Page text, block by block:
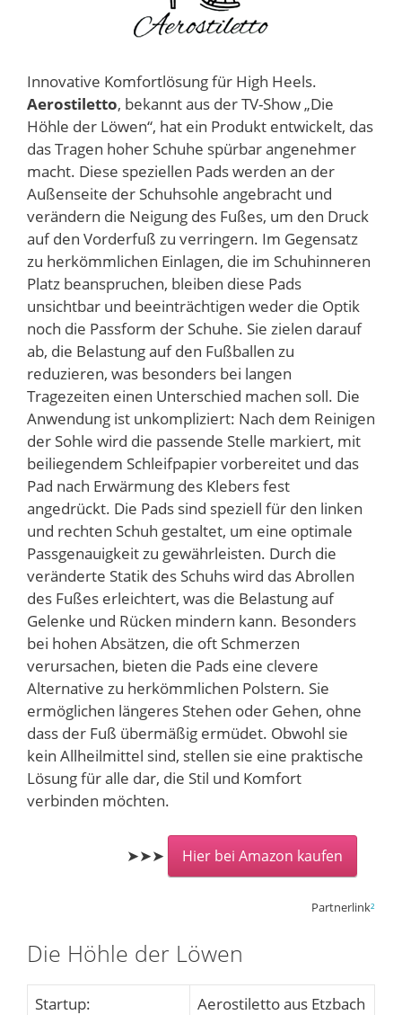
Innovative Komfortlösung für High Heels.
Aerostiletto, bekannt aus der TV-Show „Die
Höhle der Löwen“, hat ein Produkt entwickelt, das
das Tragen hoher Schuhe spürbar angenehmer
macht. Diese speziellen Pads werden an der
Außenseite der Schuhsohle angebracht und
verändern die Neigung des Fußes, um den Druck
auf den Vorderfuß zu verringern. Im Gegensatz
zu herkömmlichen Einlagen, die im Schuhinneren
Platz beanspruchen, bleiben diese Pads
unsichtbar und beeinträchtigen weder die Optik
noch die Passform der Schuhe. Sie zielen darauf
ab, die Belastung auf den Fußballen zu
reduzieren, was besonders bei langen
Tragezeiten einen Unterschied machen soll. Die
Anwendung ist unkompliziert: Nach dem Reinigen
der Sohle wird die passende Stelle markiert, mit
beiliegendem Schleifpapier vorbereitet und das
Pad nach Erwärmung des Klebers fest
angedrückt. Die Pads sind speziell für den linken
und rechten Schuh gestaltet, um eine optimale
Passgenauigkeit zu gewährleisten. Durch die
veränderte Statik des Schuhs wird das Abrollen
des Fußes erleichtert, was die Belastung auf
Gelenke und Rücken mindern kann. Besonders
bei hohen Absätzen, die oft Schmerzen
verursachen, bieten die Pads eine clevere
Alternative zu herkömmlichen Polstern. Sie
ermöglichen längeres Stehen oder Gehen, ohne
dass der Fuß übermäßig ermüdet. Obwohl sie
kein Allheilmittel sind, stellen sie eine praktische
Lösung für alle dar, die Stil und Komfort
verbinden möchten.
➤➤➤ Hier bei Amazon kaufen
Partnerlink²
Die Höhle der Löwen
Startup:
Aerostiletto aus Etzbach